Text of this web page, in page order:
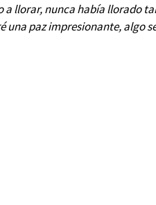
a llorar, nunca había llorado
una paz impresionante, algo